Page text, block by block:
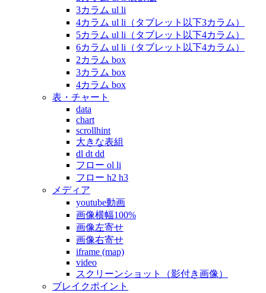
3カラム ul li
4カラム ul li（タブレット以下3カラム）
5カラム ul li（タブレット以下4カラム）
6カラム ul li（タブレット以下4カラム）
2カラム box
3カラム box
4カラム box
表・チャート
data
chart
scrollhint
大きな表組
dl dt dd
フロー ol li
フロー h2 h3
メディア
youtube動画
画像横幅100%
画像左寄せ
画像右寄せ
iframe (map)
video
スクリーンショット（影付き画像）
ブレイクポイント